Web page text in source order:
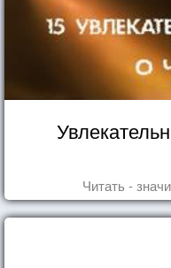
Читать -